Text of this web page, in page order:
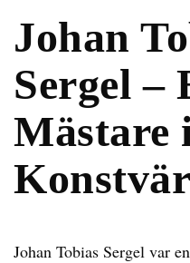
Johan
Sergel –
Mästare
Johan Tobias Sergel var